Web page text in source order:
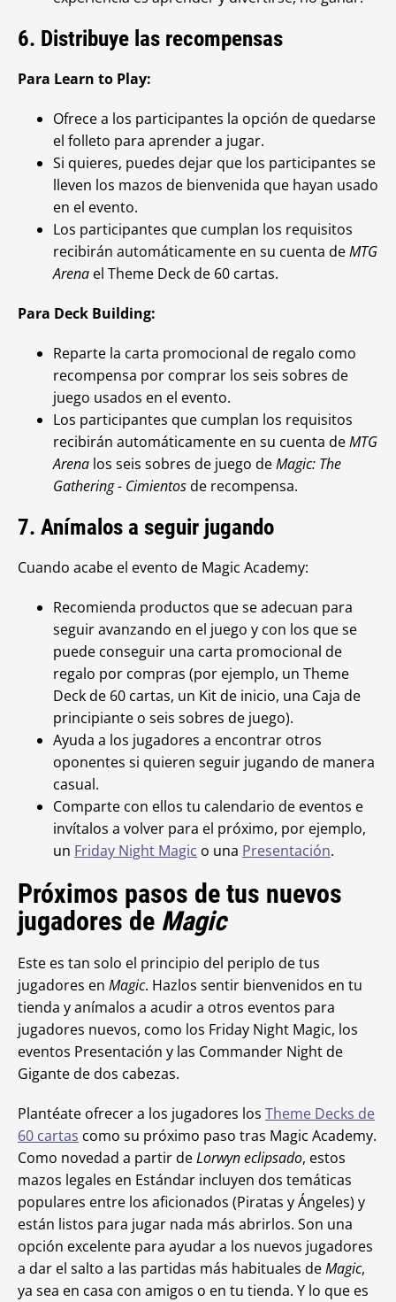
6. Distribuye las recompensas
Para Learn to Play:
Ofrece a los participantes la opción de quedarse
el folleto para aprender a jugar.
Si quieres, puedes dejar que los participantes se
lleven los mazos de bienvenida que hayan usado
en el evento.
Los participantes que cumplan los requisitos
recibirán automáticamente en su cuenta deMTG
Arena el Theme Deck de 60 cartas.
Para Deck Building:
Reparte la carta promocional de regalo como
recompensa por comprar los seis sobres de
juego usados en el evento.
Los participantes que cumplan los requisitos
recibirán automáticamente en su cuenta deMTG
Arena los seis sobres de juego deMagic: The
Gathering - Cimientos de recompensa.
7. Anímalos a seguir jugando
Cuando acabe el evento de Magic Academy:
Recomienda productos que se adecuan para
seguir avanzando en el juego y con los que se
puede conseguir una carta promocional de
regalo por compras (por ejemplo, un Theme
Deck de 60 cartas, un Kit de inicio, una Caja de
principiante o seis sobres de juego).
Ayuda a los jugadores a encontrar otros
oponentes si quieren seguir jugando de manera
casual.
Comparte con ellos tu calendario de eventos e
invítalos a volver para el próximo, por ejemplo,
un Friday Night Magic o una Presentación.
Próximos pasos de tus nuevos
jugadores de Magic
Este es tan solo el principio del periplo de tus
jugadores en Magic. Hazlos sentir bienvenidos en tu
tienda y anímalos a acudir a otros eventos para
jugadores nuevos, como los Friday Night Magic, los
eventos Presentación y las Commander Night de
Gigante de dos cabezas.
Plantéate ofrecer a los jugadores los Theme Decks de
60 cartas como su próximo paso tras Magic Academy.
Como novedad a partir deLorwyn eclipsado, estos
mazos legales en Estándar incluyen dos temáticas
populares entre los aficionados (Piratas y Ángeles) y
están listos para jugar nada más abrirlos. Son una
opción excelente para ayudar a los nuevos jugadores
a dar el salto a las partidas más habituales deMagic,
ya sea en casa con amigos o en tu tienda. Y lo que es